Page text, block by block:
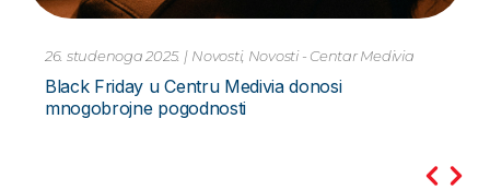
10. studenoga 2023. | Novosti
Pretraga PCR Metodom – za Hripavac –
Bordetella Pertussis Novo